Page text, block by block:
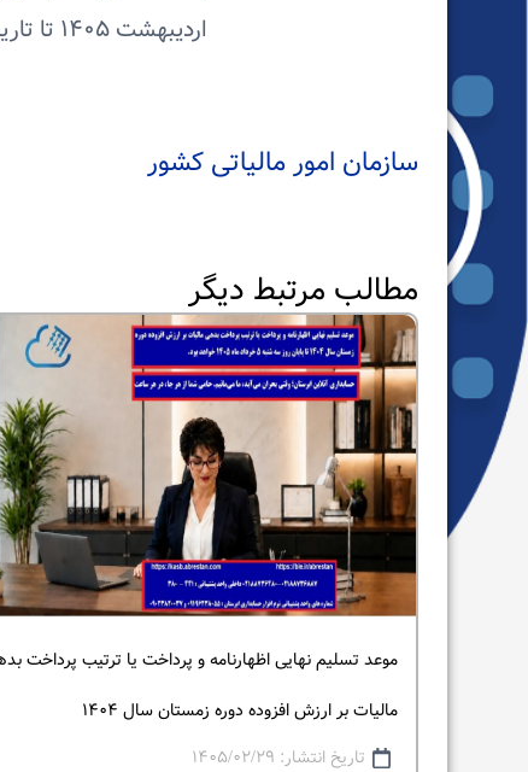
اردیبهشت ۱۴۰۵ تا تاریخ ۳۰ اردیبهشت ۱۴۰۵ تمدید شد
سازمان امور مالیاتی کشور
مطالب مرتبط دیگر
موعد تسلیم نهایی اظهارنامه و پرداخت یا ترتیب پرداخت
مالیات بر ارزش افزوده دوره زمستان سال ۱۴۰۴
تاریخ انتشار: ۱۴۰۵/۰۲/۲۹